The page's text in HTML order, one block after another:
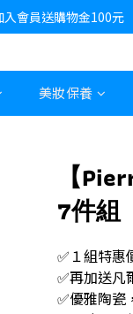
會員送購物金100元
美妝保養
【
7件組
✅１組特惠
✅再加送凡
✅優雅陶瓷